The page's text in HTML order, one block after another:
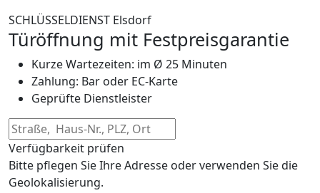
SCHLÜSSELDIENST Elsdorf
Türöffnung mit Festpreisgarantie
Kurze Wartezeiten: im Ø 25 Minuten
Zahlung: Bar oder EC-Karte
Geprüfte Dienstleister
Verfügbarkeit prüfen
Bitte pflegen Sie Ihre Adresse oder verwenden Sie die
Geolokalisierung.